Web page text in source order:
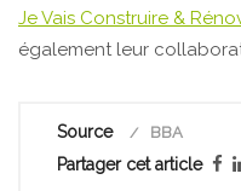
Je Vais Construire &
également leur
Source BBA
Partager cet article